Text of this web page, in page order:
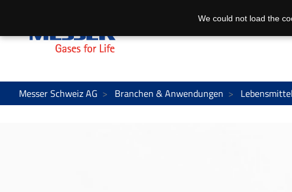
Messer Schweiz AG Branchen & Anwendungen
We could not load the